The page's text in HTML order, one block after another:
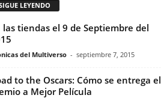
LEYENDO
las tiendas el 9 de Septiembre del
del Multiverso - septiembre 7, 2015
to the Oscars: Cómo se entrega el
a Mejor Película